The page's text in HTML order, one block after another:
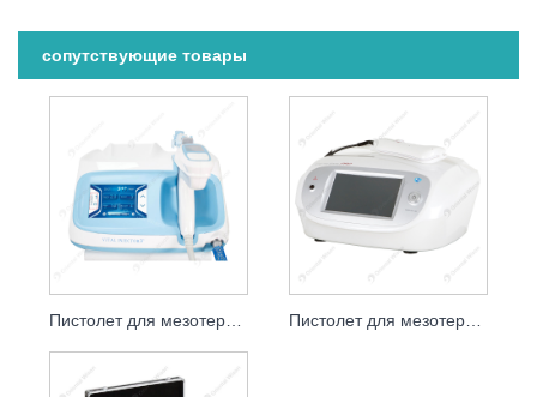
сопутствующие товары
Пистолет для мезотерапии II Многоигольный мезоинжектор Prp Mesogun